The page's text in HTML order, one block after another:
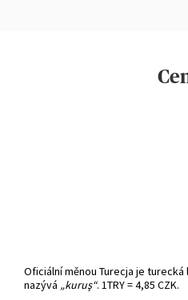
Oficiální měnou Turecja je turecká
nazývá „kuruş“. 1TRY = 4,85 CZK.